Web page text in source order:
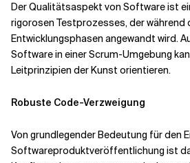
Der Qualitätsaspekt von Software ist
rigorosen Testprozesses, der während
Entwicklungsphasen angewandt wird.
Software in einer Scrum-Umgebung
Leitprinzipien der Kunst orientieren.
Robuste Code-Verzweigung
Von grundlegender Bedeutung für den
Softwareproduktveröffentlichung ist